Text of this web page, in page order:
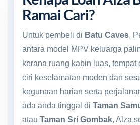
Ramai Cari?
Untuk pembeli di Batu Caves,
antara model MPV keluarga
kerana ruang kabin luas, tempat
ciri keselamatan moden dan
kegunaan harian serta
ada anda tinggal di Taman
atau Taman Sri Gombak, Alza